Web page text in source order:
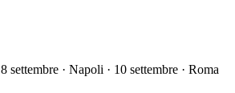
8 settembre · Napoli · 10 settembre · Roma